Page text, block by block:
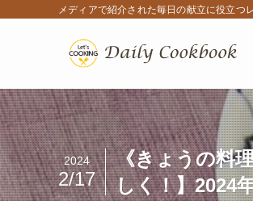
メディアで紹介された毎日の献立に役立つ
《きょうの料
しく！】2024
2024
2/17